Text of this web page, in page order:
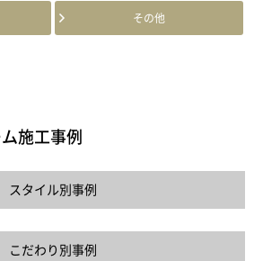
その他
施工事例
スタイル別事例
こだわり別事例